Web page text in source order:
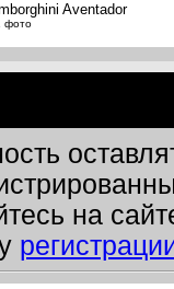
Aventador
фото
на